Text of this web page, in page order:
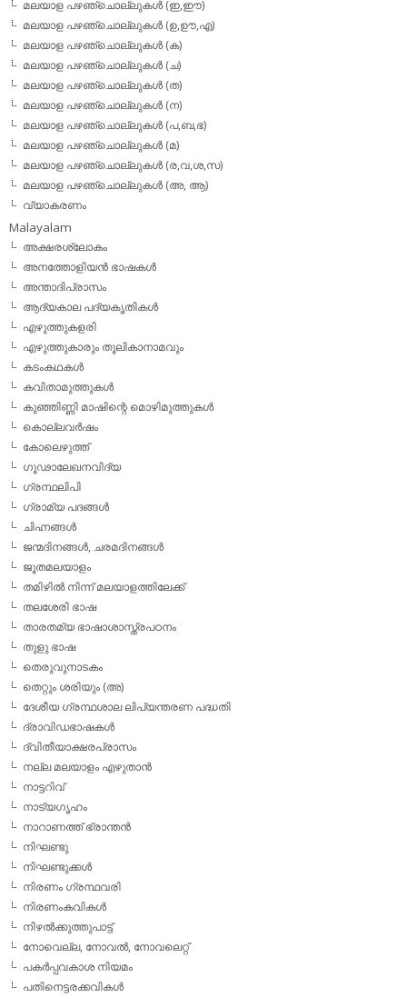
മലയാള പഴഞ്ചൊല്ലുകള്‍ (ഇ,ഈ)
മലയാള പഴഞ്ചൊല്ലുകള്‍ (ഉ,ഊ,എ)
മലയാള പഴഞ്ചൊല്ലുകള്‍ (ക)
മലയാള പഴഞ്ചൊല്ലുകള്‍ (ച)
മലയാള പഴഞ്ചൊല്ലുകള്‍ (ത)
മലയാള പഴഞ്ചൊല്ലുകള്‍ (ന)
മലയാള പഴഞ്ചൊല്ലുകള്‍ (പ,ബ,ഭ)
മലയാള പഴഞ്ചൊല്ലുകള്‍ (മ)
മലയാള പഴഞ്ചൊല്ലുകള്‍ (ര,വ,ശ,സ)
മലയാള പഴഞ്ചൊല്ലുകൾ (അ, ആ)
വ്യാകരണം
Malayalam
അക്ഷരശ്ലോകം
അനത്തോളിയന്‍ ഭാഷകള്‍
അന്താദിപ്രാസം
ആദ്യകാല പദ്യകൃതികള്‍
എഴുത്തുകളരി
എഴുത്തുകാരും തൂലികാനാമവും
കടംകഥകള്‍
കവിതാമുത്തുകള്‍
കുഞ്ഞിണ്ണി മാഷിന്റെ മൊഴിമുത്തുകള്‍
കൊല്ലവര്‍ഷം
കോലെഴുത്ത്
ഗൂഢാലേഖനവിദ്യ
ഗ്രന്ഥലിപി
ഗ്രാമ്യ പദങ്ങള്‍
ചിഹ്നങ്ങള്‍
ജന്മദിനങ്ങള്‍, ചരമദിനങ്ങള്‍
ജൂതമലയാളം
തമിഴില്‍ നിന്ന് മലയാളത്തിലേക്ക്
തലശേരി ഭാഷ
താരതമ്യ ഭാഷാശാസ്ത്രപഠനം
തുളു ഭാഷ
തെരുവുനാടകം
തെറ്റും ശരിയും (അ)
ദേശീയ ഗ്രന്ഥശാല ലിപ്യന്തരണ പദ്ധതി
ദ്രാവിഡഭാഷകള്‍
ദ്വിതീയാക്ഷരപ്രാസം
നല്ല മലയാളം എഴുതാന്‍
നാട്ടറിവ്
നാട്യഗൃഹം
നാറാണത്ത് ഭ്രാന്തന്‍
നിഘണ്ടു
നിഘണ്ടുക്കള്‍
നിരണം ഗ്രന്ഥവരി
നിരണംകവികള്‍
നിഴല്‍ക്കുത്തുപാട്ട്
നോവെല്ല, നോവല്‍, നോവലെറ്റ്
പകര്‍പ്പവകാശ നിയമം
പതിനെട്ടരക്കവികള്‍